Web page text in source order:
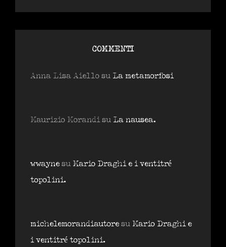
COMMENTI
Anna Lisa Aiello su La metamorfosi
Maurizio Morandisu La nausea.
wwayne su Mario Draghi e i ventitré
topolini.
michelemorandiautore su Mario Draghi e
i ventitré topolini.